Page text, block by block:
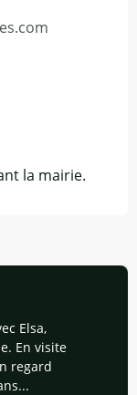
la mairie.
Elsa,
En visite
regard